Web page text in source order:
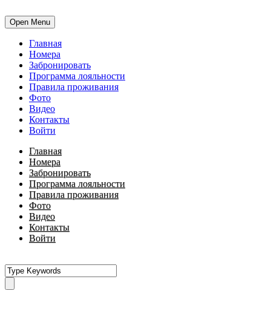
Open Menu
Главная
Номера
Забронировать
Программа лояльности
Правила проживания
Фото
Видео
Контакты
Войти
Главная
Номера
Забронировать
Программа лояльности
Правила проживания
Фото
Видео
Контакты
Войти